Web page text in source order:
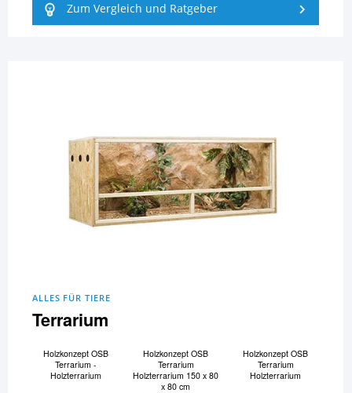
Zum Vergleich und Ratgeber
ALLES FÜR TIERE
Terrarium
Holzkonzept OSB
Terrarium -
Holzterrarium
Holzkonzept OSB
Terrarium
Holzterrarium 150 x 80
x 80 cm
Holzkonzept OSB
Terrarium
Holzterrarium